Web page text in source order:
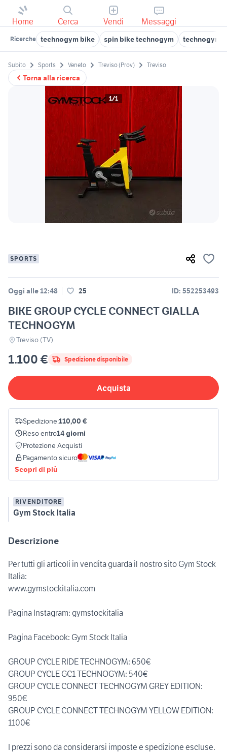
Home Cerca Vendi Messaggi
Ricerche technogym bike spin bike technogym technogym
Torna alla ricerca
Subito Sports Veneto Treviso (Prov) Treviso
1/1
SPORTS
Oggi alle 12:48 25 ID: 552253493
BIKE GROUP CYCLE CONNECT GIALLA
TECHNOGYM
Treviso (TV)
1.100 € Spedizione disponibile
Acquista
Spedizione:110,00 €
Reso entro14 giorni
Protezione Acquisti
Pagamento sicuro
Scopri di più
RIVENDITORE
Gym Stock Italia
Descrizione
Per tutti gli articoli in vendita guarda il nostro sito Gym Stock
Italia:
www.gymstockitalia.com
Pagina Instagram: gymstockitalia
Pagina Facebook: Gym Stock Italia
GROUP CYCLE RIDE TECHNOGYM: 650€
GROUP CYCLE GC1 TECHNOGYM: 540€
GROUP CYCLE CONNECT TECHNOGYM GREY EDITION:
950€
GROUP CYCLE CONNECT TECHNOGYM YELLOW EDITION:
1100€
I prezzi sono da considerarsi imposte e spedizione escluse.